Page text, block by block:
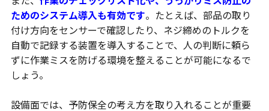
ためのシステム導入も有効です。たとえば、部品の取り
付け方向をセンサーで確認したり、ネジ締めのトルクを
自動で記録する装置を導入することで、人の判断に頼ら
ずに作業ミスを防げる環境を整えることが可能になるで
しょう。
設備面では、予防保全の考え方を取り入れることが重要